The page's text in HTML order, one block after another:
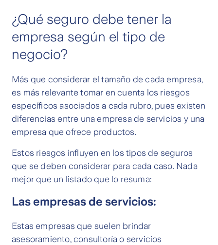
¿Qué seguro debe tener la
empresa según el tipo de
negocio?
Más que considerar el tamaño de cada empresa,
es más relevante tomar en cuenta los riesgos
específicos asociados a cada rubro, pues existen
diferencias entre una empresa de servicios y una
empresa que ofrece productos.
Estos riesgos influyen en los tipos de seguros
que se deben considerar para cada caso. Nada
mejor que un listado que lo resuma:
Las empresas de servicios:
Estas empresas que suelen brindar
asesoramiento, consultoría o servicios